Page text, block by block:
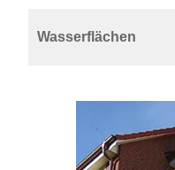
Wasserflächen